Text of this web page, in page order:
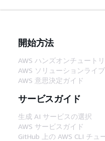
開始方法
AWS ハンズオンチュート
AWS ソリューションライ
AWS 意思決定ガイド
サービスガイド
生成 AI サービスの選択
AWS サービスガイド
GitHub 上の AWS CLI チュ